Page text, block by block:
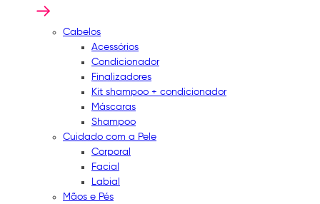
Cabelos
Acessórios
Condicionador
Finalizadores
Kit shampoo + condicionador
Máscaras
Shampoo
Cuidado com a Pele
Corporal
Facial
Labial
Mãos e Pés